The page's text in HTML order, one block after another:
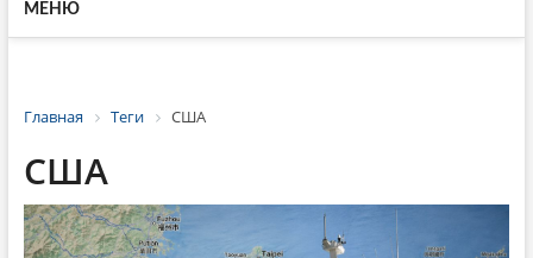
МЕНЮ
Главная Теги США
США